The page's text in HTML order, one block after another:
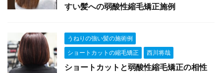
すい髪への弱酸性縮毛矯正施例
うねりの強い髪の施術例
ショートカットの縮毛矯正
西川将哉
ショートカットと弱酸性縮毛矯正の相性